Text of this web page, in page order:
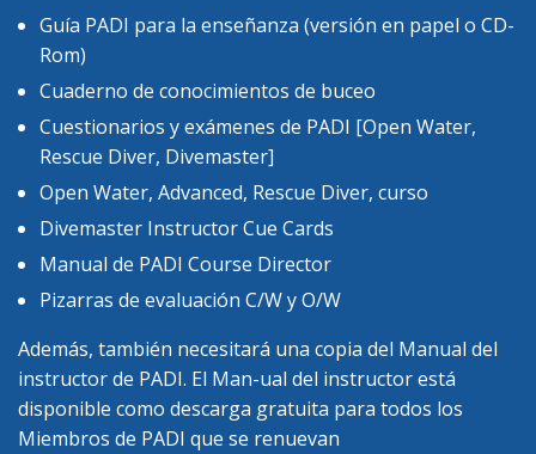
Guía PADI para la enseñanza (versión en papel o CD-
Rom)
Cuaderno de conocimientos de buceo
Cuestionarios y exámenes de PADI [Open Water,
Rescue Diver, Divemaster]
Open Water, Advanced, Rescue Diver, curso
Divemaster Instructor Cue Cards
Manual de PADI Course Director
Pizarras de evaluación C/W y O/W
Además, también necesitará una copia del Manual del
instructor de PADI. El Man-ual del instructor está
disponible como descarga gratuita para todos los
Miembros de PADI que se renuevan